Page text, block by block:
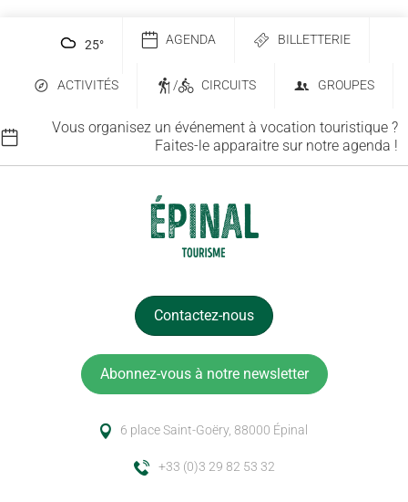
25° AGENDA BILLETTERIE
ACTIVITÉS / CIRCUITS GROUPES
Vous organisez un événement à vocation touristique ?
Faites-le apparaitre sur notre agenda !
Contactez-nous
Abonnez-vous à notre newsletter
6 place Saint-Goëry, 88000 Épinal
+33 (0)3 29 82 53 32